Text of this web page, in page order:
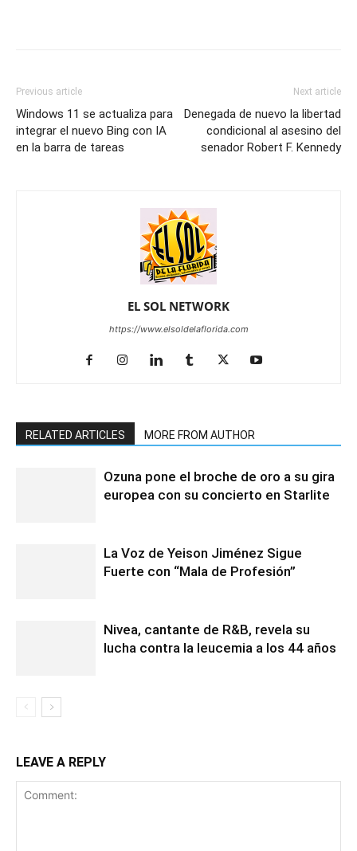
Previous article
Windows 11 se actualiza para
integrar el nuevo Bing con IA
en la barra de tareas
Next article
Denegada de nuevo la libertad
condicional al asesino del
senador Robert F. Kennedy
EL SOL NETWORK
https://www.elsoldelaflorida.com
RELATED ARTICLES MORE FROM AUTHOR
Ozuna pone el broche de oro a su gira
europea con su concierto en Starlite
La Voz de Yeison Jiménez Sigue
Fuerte con “Mala de Profesión”
Nivea, cantante de R&B, revela su
lucha contra la leucemia a los 44 años
LEAVE A REPLY